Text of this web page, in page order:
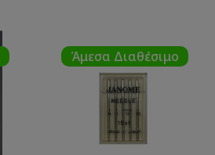
Άμεσα Διαθέσιμο